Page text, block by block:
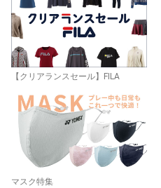
カートへ進む
【クリアランスセール】FILA
マスク特集